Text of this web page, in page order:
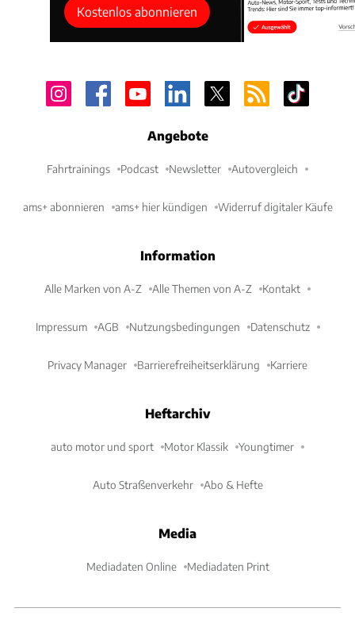
Kostenlos abonnieren
Angebote
Fahrtrainings Podcast Newsletter Autovergleich
ams+ abonnieren ams+ hier kündigen Widerruf digitaler Käufe
Information
Alle Marken von A-Z Alle Themen von A-Z Kontakt
Impressum AGB Nutzungsbedingungen Datenschutz
Privacy Manager Barrierefreiheitserklärung Karriere
Heftarchiv
auto motor und sport Motor Klassik Youngtimer
Auto Straßenverkehr Abo & Hefte
Media
Mediadaten Online Mediadaten Print